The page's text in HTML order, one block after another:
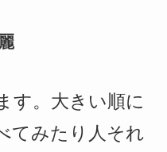
す。大きい順に
てみたり人それ